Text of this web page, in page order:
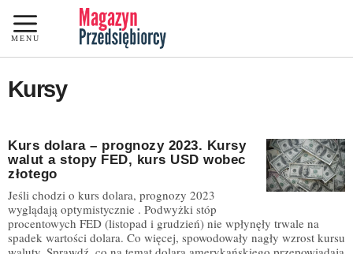
Przejdź
do
treści
MENU
Kursy
Kurs dolara – prognozy 2023. Kursy
walut a stopy FED, kurs USD wobec
złotego
Jeśli chodzi o kurs dolara, prognozy 2023
wyglądają optymistycznie . Podwyżki stóp
procentowych FED (listopad i grudzień) nie wpłynęły trwale na
spadek wartości dolara. Co więcej, spowodowały nagły wzrost kursu